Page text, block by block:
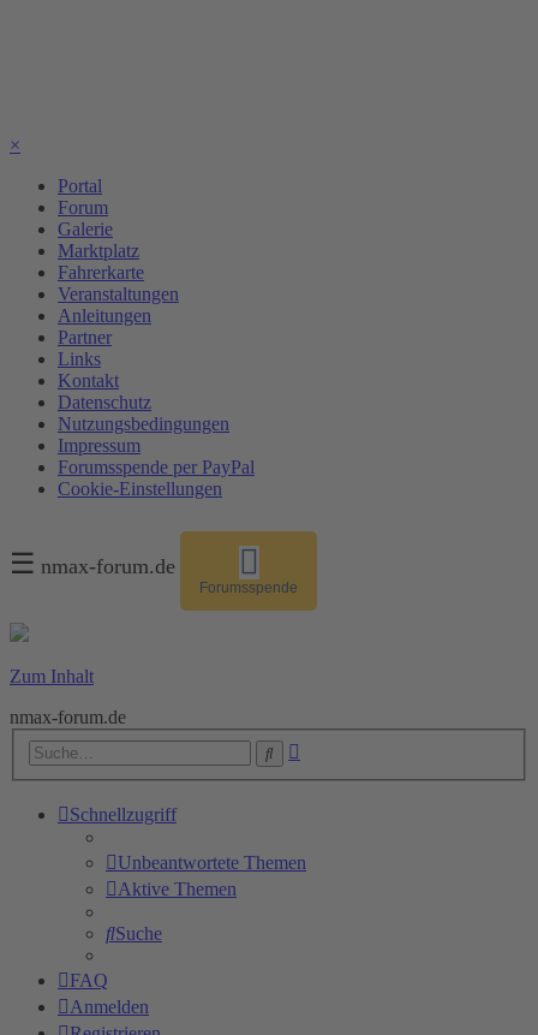
×
Portal
Forum
Galerie
Marktplatz
Fahrerkarte
Veranstaltungen
Anleitungen
Partner
Links
Kontakt
Datenschutz
Nutzungsbedingungen
Impressum
Forumsspende per PayPal
Cookie-Einstellungen
☰ nmax-forum.de
Forumsspende
Zum Inhalt
nmax-forum.de
Suche
Schnellzugriff
Unbeantwortete Themen
Aktive Themen
Suche
FAQ
Anmelden